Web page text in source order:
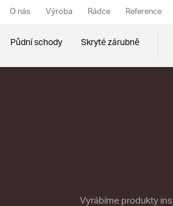
Půdní schody Skryté zárubně
O nás Výroba Rádce Reference
Vyrábíme produkty